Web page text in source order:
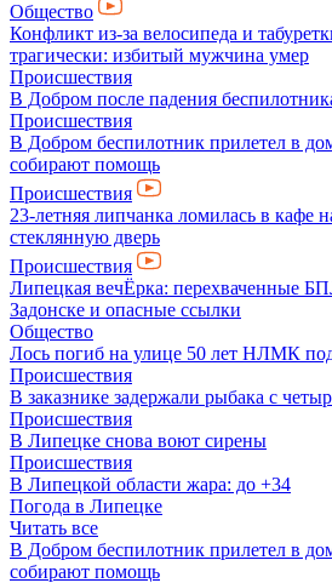
Общество
Конфликт из-за велосипеда и
трагически: избитый мужчина умер
Происшествия
В Добром после падения
Происшествия
В Добром беспилотник прилетел в
собирают помощь
Происшествия
23-летняя липчанка ломилась в кафе
стеклянную дверь
Происшествия
Липецкая вечЁрка: перехваченные
Задонске и опасные ссылки
Общество
Лось погиб на улице 50 лет НЛМК
Происшествия
В заказнике задержали рыбака с
Происшествия
В Липецке снова воют сирены
Происшествия
В Липецкой области жара: до +34
Погода в Липецке
Читать все
В Добром беспилотник прилетел в
собирают помощь